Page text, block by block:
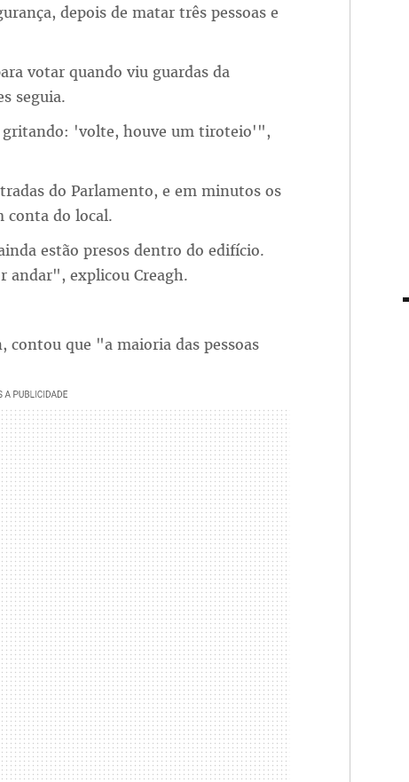
depois de matar três pessoas e
votar quando viu guardas da
seguia.
gritando: 'volte, houve um tiroteio'",
do Parlamento, e em minutos os
conta do local.
estão presos dentro do edifício.
andar", explicou Creagh.
contou que "a maioria das pessoas